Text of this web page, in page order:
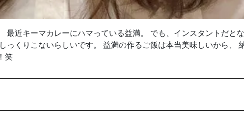
最近キーマカレーにハマっている益満。 でも、インスタントだと
っくりこないらしいです。 益満の作るご飯は本当美味しいから、
笑